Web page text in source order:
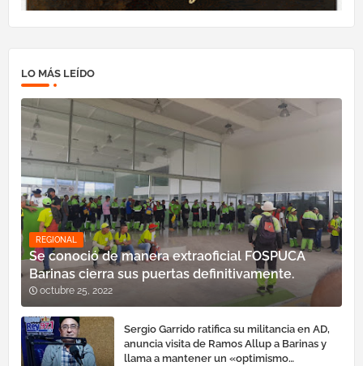
LO MÁS LEÍDO
REGIONAL
Se conoció de manera extraoficial FOSPUCA
Barinas cierra sus puertas definitivamente.
octubre 25, 2022
Sergio Garrido ratifica su militancia en AD,
anuncia visita de Ramos Allup a Barinas y
llama a mantener un «optimismo